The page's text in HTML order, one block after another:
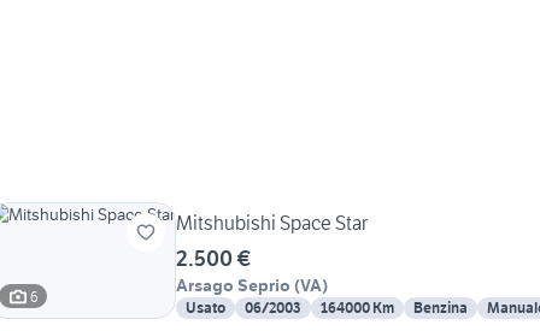
6
Mitshubishi Space Star
2.500 €
Arsago Seprio (VA)
Usato 06/2003 164000 Km Benzina